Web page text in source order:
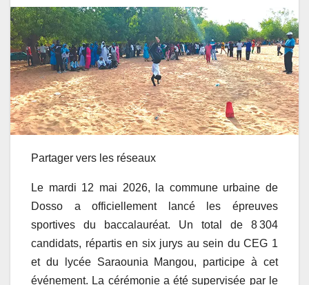
Partager vers les réseaux
Le mardi 12 mai 2026, la commune urbaine de
Dosso a officiellement lancé les épreuves
sportives du baccalauréat. Un total de 8 304
candidats, répartis en six jurys au sein du CEG 1
et du lycée Saraounia Mangou, participe à cet
événement. La cérémonie a été supervisée par le